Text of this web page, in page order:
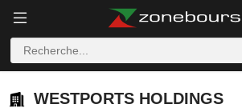
WESTPORTS HOLDINGS
WESTPORTS HOLDINGS